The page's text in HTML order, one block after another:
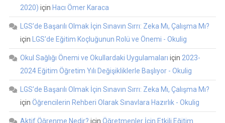
2020) için Hacı Ömer Karaca
LGS’de Başarılı Olmak İçin Sınavın Sırrı: Zeka Mı, Çalışma Mı?
için LGS'de Eğitim Koçluğunun Rolü ve Önemi - Okulig
Okul Sağlığı Önemi ve Okullardaki Uygulamaları için 2023-
2024 Eğitim Öğretim Yılı Değişikliklerle Başlıyor - Okulig
LGS’de Başarılı Olmak İçin Sınavın Sırrı: Zeka Mı, Çalışma Mı?
için Öğrencilerin Rehberi Olarak Sınavlara Hazırlık - Okulig
Aktif Öğrenme Nedir? için Öğretmenler İçin Etkili Eğitim